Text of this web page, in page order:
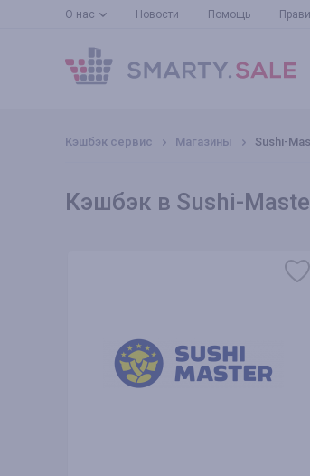
О нас Новости Помощь
Кэшбэк сервис Магазины Sushi-
Кэшбэк в Sushi-